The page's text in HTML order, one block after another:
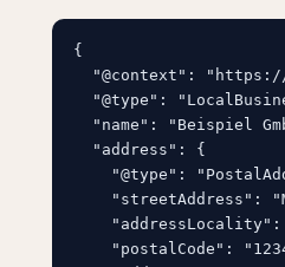
{
"@context":
"@type":
"name": "Beispiel
  "address": {
"@type":
"streetAddress":
"postalCode":